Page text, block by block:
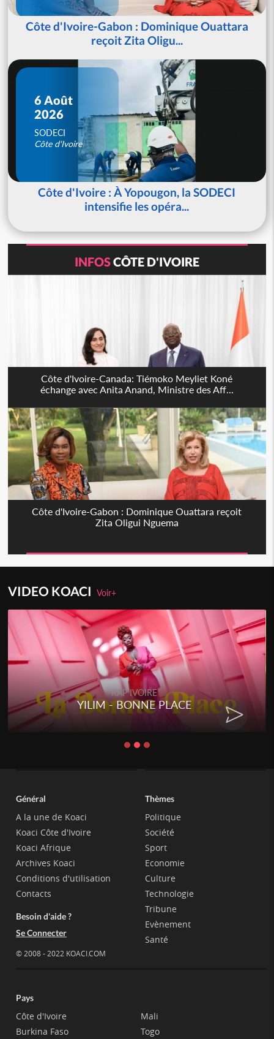
Côte d'Ivoire-Gabon : Dominique Ouattara
reçoit Zita Oligu...
6 Août
2026
SODECI
Côte d'Ivoire
Côte d'Ivoire : À Yopougon, la SODECI
intensifie les opéra...
INFOSCÔTE D'IVOIRE
Côte d'Ivoire-Canada: Tiémoko Meyliet Koné
échange avec Anita Anand, Ministre des Aff...
Côte d'Ivoire-Gabon : Dominique Ouattara reçoit
Zita Oligui Nguema
VIDEO KOACIVoir+
RAP IVOIRE
YILIM - BONNE PLACE
Général
A la une de Koaci
Koaci Côte d'Ivoire
Koaci Afrique
Archives Koaci
Conditions d'utilisation
Contacts
Besoin d'aide ?
Se Connecter
© 2008 - 2022 KOACI.COM
Thèmes
Politique
Société
Sport
Economie
Culture
Technologie
Tribune
Evènement
Santé
Pays
Côte d'Ivoire
Burkina Faso
Mali
Togo